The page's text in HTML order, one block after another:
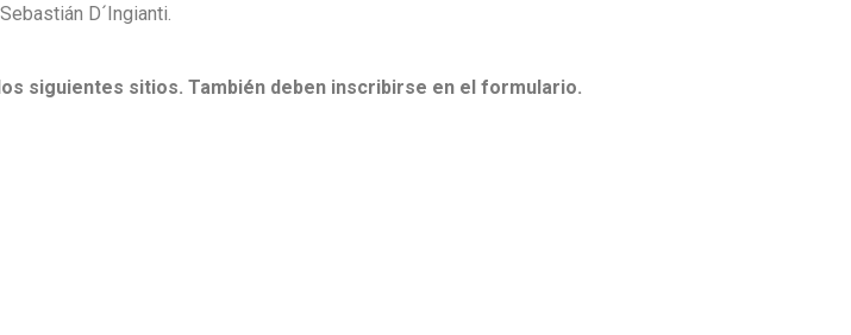
D´Ingianti.
siguientes sitios. También deben inscribirse en el formulario.